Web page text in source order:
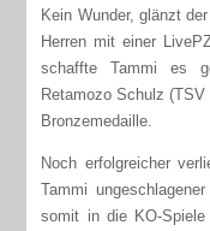
Kein Wunder, glänzt
Herren mit einer
schaffte Tammi es
Retamozo Schulz
Bronzemedaille.
Noch erfolgreicher
Tammi
somit in die KO-